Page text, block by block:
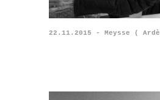
22.11.2015 - Meysse (